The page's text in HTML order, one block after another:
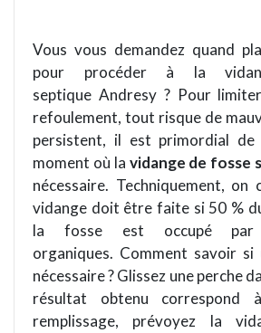
Vous vous demandez quand
pour procéder à la
septique Andresy ?Pour
refoulement, tout risque de
persistent, il est primordial de
moment où la vidange de fosse
nécessaire. Techniquement, on
vidange doit être faite si 50 %
la fosse est occupé par
organiques. Comment savoir si
nécessaire?Glissez une perche
résultat obtenu
remplissage, prévoyez la